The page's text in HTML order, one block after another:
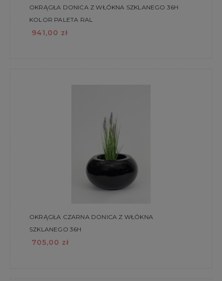
OKRĄGŁA DONICA Z WŁÓKNA SZKLANEGO 36H
KOLOR PALETA RAL
941,00 zł
OKRĄGŁA CZARNA DONICA Z WŁÓKNA
SZKLANEGO 36H
705,00 zł